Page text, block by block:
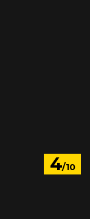
4/10